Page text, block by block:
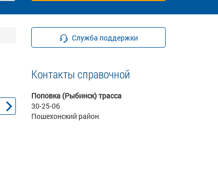
Служба поддержки
Контакты справочной
Поповка (Рыбинск) трасса
30-25-06
Пошехонский район